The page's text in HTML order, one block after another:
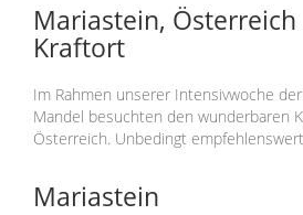
Mariastein, Österreich
Kraftort
Im Rahmen unserer Intensivwoche
Mandel besuchten den wunderbaren
Österreich. Unbedingt
Mariastein